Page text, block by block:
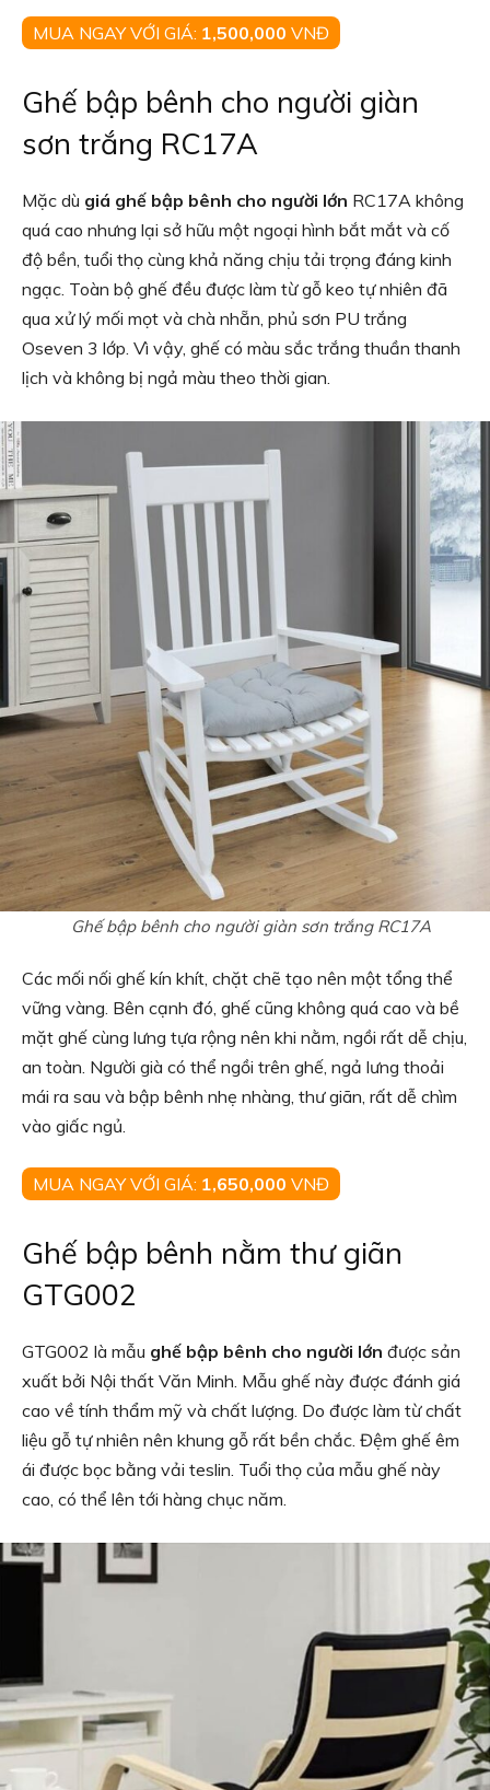
MUA NGAY VỚI GIÁ: 1,500,000 VNĐ
Ghế bập bênh cho người giàn
sơn trắng RC17A
Mặc dù giá ghế bập bênh cho người lớn RC17A không
quá cao nhưng lại sở hữu một ngoại hình bắt mắt và cố
độ bền, tuổi thọ cùng khả năng chịu tải trọng đáng kinh
ngạc. Toàn bộ ghế đều được làm từ gỗ keo tự nhiên đã
qua xử lý mối mọt và chà nhẵn, phủ sơn PU trắng
Oseven 3 lớp. Vì vậy, ghế có màu sắc trắng thuần thanh
lịch và không bị ngả màu theo thời gian.
Ghế bập bênh cho người giàn sơn trắng RC17A
Các mối nối ghế kín khít, chặt chẽ tạo nên một tổng thể
vững vàng. Bên cạnh đó, ghế cũng không quá cao và bề
mặt ghế cùng lưng tựa rộng nên khi nằm, ngồi rất dễ chịu,
an toàn. Người già có thể ngồi trên ghế, ngả lưng thoải
mái ra sau và bập bênh nhẹ nhàng, thư giãn, rất dễ chìm
vào giấc ngủ.
MUA NGAY VỚI GIÁ: 1,650,000 VNĐ
Ghế bập bênh nằm thư giãn
GTG002
GTG002 là mẫu ghế bập bênh cho người lớn được sản
xuất bởi Nội thất Văn Minh. Mẫu ghế này được đánh giá
cao về tính thẩm mỹ và chất lượng. Do được làm từ chất
liệu gỗ tự nhiên nên khung gỗ rất bền chắc. Đệm ghế êm
ái được bọc bằng vải teslin. Tuổi thọ của mẫu ghế này
cao, có thể lên tới hàng chục năm.